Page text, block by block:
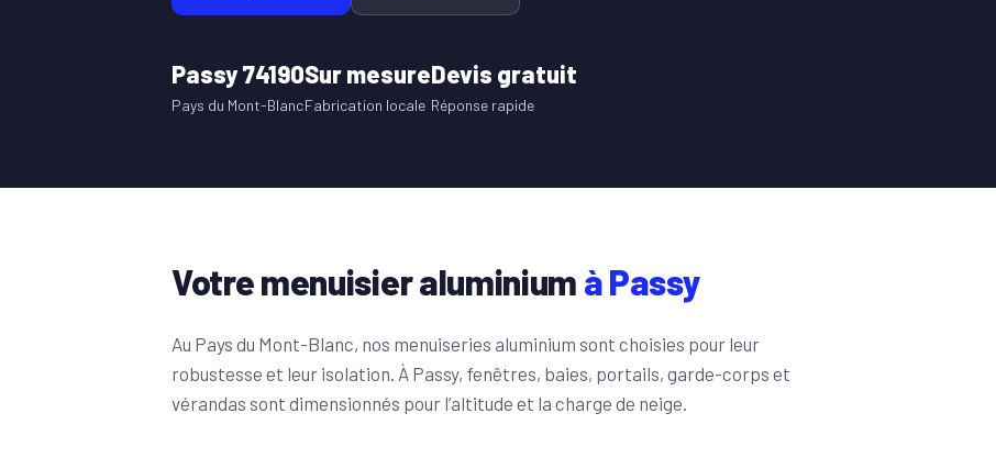
Passy 74190
Pays du Mont-Blanc
Sur mesure
Fabrication locale
Devis gratuit
Réponse rapide
Votre menuisier aluminium à Passy
Au Pays du Mont-Blanc, nos menuiseries aluminium sont choisies pour leur
robustesse et leur isolation. À Passy, fenêtres, baies, portails, garde-corps et
vérandas sont dimensionnés pour l’altitude et la charge de neige.